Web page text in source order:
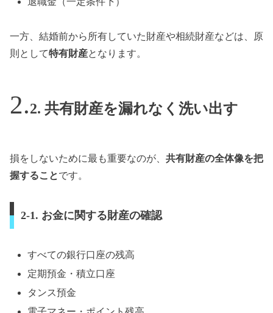
一方、結婚前から所有していた財産や相続財産などは、原
則として特有財産となります。
2. 共有財産を漏れなく洗い出す
損をしないために最も重要なのが、 共有財産の全体像を把
握することです。
2-1. お金に関する財産の確認
すべての銀行口座の残高
定期預金・積立口座
タンス預金